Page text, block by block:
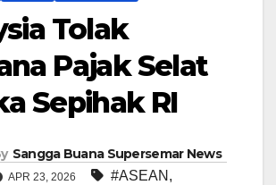
Tolak
Pajak Selat
Sepihak RI
Sangga Buana Supersemar News
APR 23, 2026 #ASEAN ,